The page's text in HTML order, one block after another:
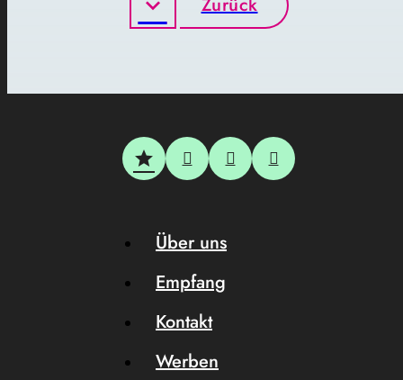
Zurück
Über uns
Empfang
Kontakt
Werben